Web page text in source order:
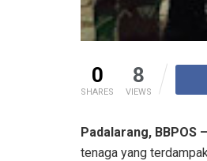
0
SHARES
8
VIEWS
Padalarang, BBPOS –
tenaga yang